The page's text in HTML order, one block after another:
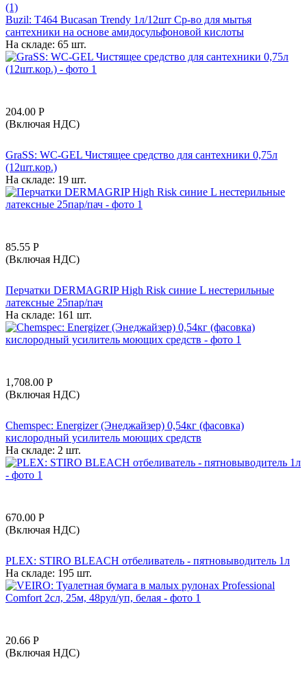
(1)
Buzil: T464 Bucasan Trendy 1л/12шт Ср-во для мытья
сантехники на основе амидосульфоновой кислоты
На складе: 65 шт.
204.00 Р
(Включая НДС)
GraSS: WC-GEL Чистящее средство для сантехники 0,75л
(12шт.кор.)
На складе: 19 шт.
85.55 Р
(Включая НДС)
Перчатки DERMAGRIP High Risk синие L нестерильные
латексные 25пар/пач
На складе: 161 шт.
1,708.00 Р
(Включая НДС)
Chemspec: Energizer (Энеджайзер) 0,54кг (фасовка)
кислородный усилитель моющих средств
На складе: 2 шт.
670.00 Р
(Включая НДС)
PLEX: STIRO BLEACH отбеливатель - пятновыводитель 1л
На складе: 195 шт.
20.66 Р
(Включая НДС)